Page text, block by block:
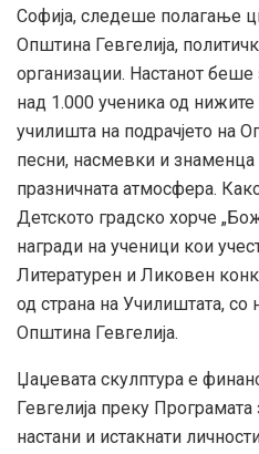
Софија, следеше полагање
Општина Гевгелија,
организации. Настанот
над 1.000 ученика од
училишта на подрачјето на
песни, насмевки и знаменца
празничната атмосфера.
Детското градско хорче
награди на ученици кои
Литературен и Ликовен
од страна на Училиштата,
Општина Гевгелија.
Џаџевата скулптура е
Гевгелија преку
настани и истакнати